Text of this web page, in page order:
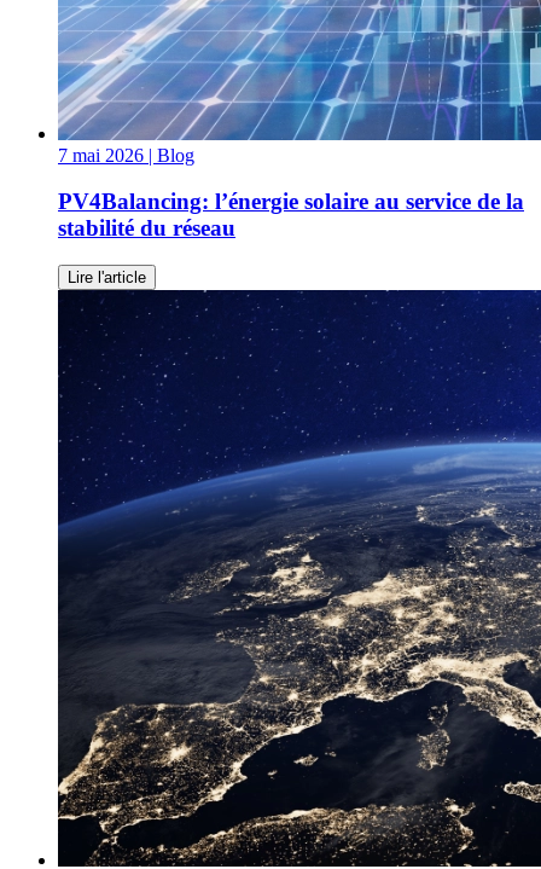
7 mai 2026 | Blog
PV4Balancing: l’énergie solaire au service de la
stabilité du réseau
Lire l'article